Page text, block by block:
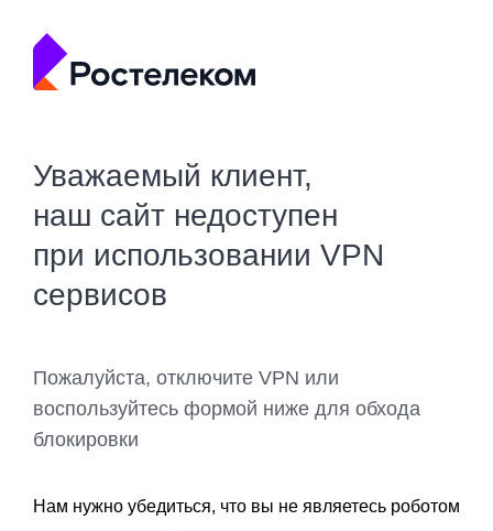
Уважаемый клиент,
наш сайт недоступен
при использовании VPN
сервисов
Пожалуйста, отключите VPN или
воспользуйтесь формой ниже для обхода
блокировки
Нам нужно убедиться, что вы не являетесь роботом